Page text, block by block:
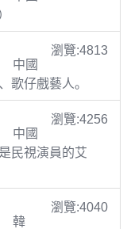
瀏覽:4813
中國
歌仔戲藝人。
瀏覽:4256
中國
民視演員的艾
瀏覽:4040
韓